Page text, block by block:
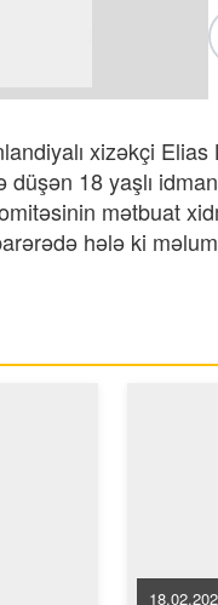
xizəkçi
18 yaşlı
mətbuat
hələ ki